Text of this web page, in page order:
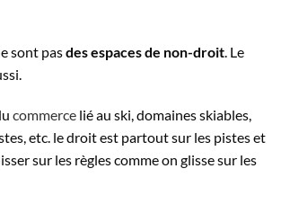
sont pasdes espaces de non-droit . Le
commerce lié au ski, domaines skiables,
etc. le droit est partout sur les pistes et
sur les règles comme on glisse sur les